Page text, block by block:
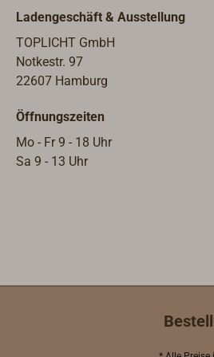
bei.Lieferung mit
Beleuchtung (12V/
Ladengeschäft & Ausstellung
TOPLICHT GmbH
Notkestr. 97
22607 Hamburg
Öffnungszeiten
Mo - Fr 9 - 18 Uhr
Sa 9 - 13 Uhr